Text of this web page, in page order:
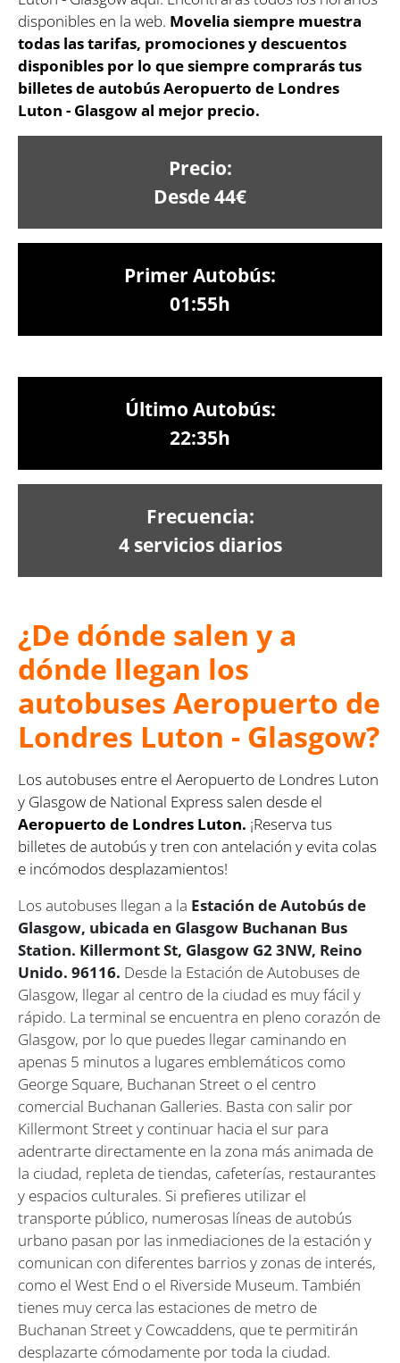
disponibles en la web. Movelia siempre muestra
todas las tarifas, promociones y descuentos
disponibles por lo que siempre comprarás tus
billetes de autobús Aeropuerto de Londres
Luton - Glasgow al mejor precio.
Precio:
Desde 44€
Primer Autobús:
01:55h
Último Autobús:
22:35h
Frecuencia:
4 servicios diarios
¿De dónde salen y a
dónde llegan los
autobuses Aeropuerto de
Londres Luton - Glasgow?
Los autobuses entre el Aeropuerto de Londres Luton
y Glasgow de National Express salen desde el
Aeropuerto de Londres Luton. ¡Reserva tus
billetes de autobús y tren con antelación y evita colas
e incómodos desplazamientos!
Los autobuses llegan a la Estación de Autobús de
Glasgow, ubicada en Glasgow Buchanan Bus
Station. Killermont St, Glasgow G2 3NW, Reino
Unido. 96116. Desde la Estación de Autobuses de
Glasgow, llegar al centro de la ciudad es muy fácil y
rápido. La terminal se encuentra en pleno corazón de
Glasgow, por lo que puedes llegar caminando en
apenas 5 minutos a lugares emblemáticos como
George Square, Buchanan Street o el centro
comercial Buchanan Galleries. Basta con salir por
Killermont Street y continuar hacia el sur para
adentrarte directamente en la zona más animada de
la ciudad, repleta de tiendas, cafeterías, restaurantes
y espacios culturales. Si prefieres utilizar el
transporte público, numerosas líneas de autobús
urbano pasan por las inmediaciones de la estación y
comunican con diferentes barrios y zonas de interés,
como el West End o el Riverside Museum. También
tienes muy cerca las estaciones de metro de
Buchanan Street y Cowcaddens, que te permitirán
desplazarte cómodamente por toda la ciudad.